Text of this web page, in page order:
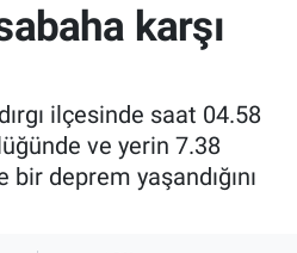
karşı
ilçesinde saat 04.58
ve yerin 7.38
deprem yaşandığını